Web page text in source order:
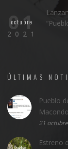
01
octubre
2021
ÚLTIMAS
Pueblo
Macondo
21
Estreno